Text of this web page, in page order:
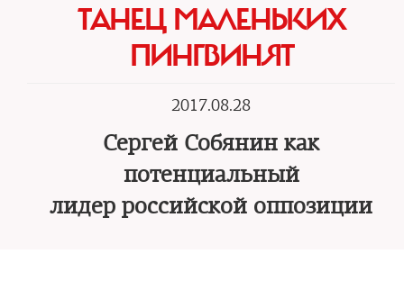
ТАНЕЦ МАЛЕНЬКИХ
ПИНГВИНЯТ
2017.08.28
Сергей Собянин как
потенциальный
лидер российской оппозиции